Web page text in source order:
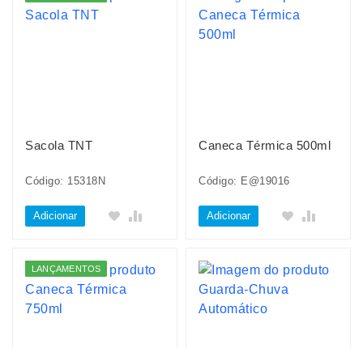
Sacola TNT
Código: 15318N
Adicionar
Caneca Térmica 500ml
Código: E@19016
Adicionar
LANÇAMENTOS